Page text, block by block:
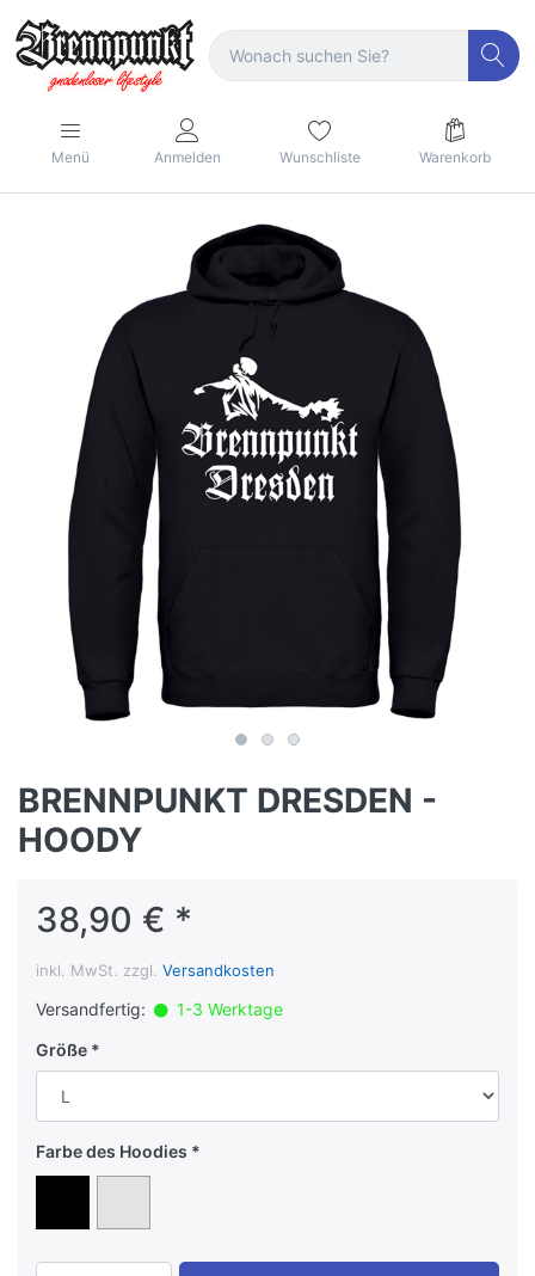
Menü Anmelden Wunschliste Warenkorb
BRENNPUNKT DRESDEN -
HOODY
38,90 € *
inkl. MwSt. zzgl. Versandkosten
Versandfertig:
1-3 Werktage
Größe
Farbe des Hoodies